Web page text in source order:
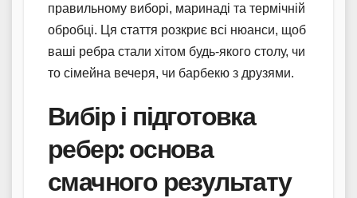
правильному виборі, маринаді та термічній
обробці. Ця стаття розкриє всі нюанси, щоб
ваші ребра стали хітом будь-якого столу, чи
то сімейна вечеря, чи барбекю з друзями.
Вибір і підготовка
ребер: основа
смачного результату